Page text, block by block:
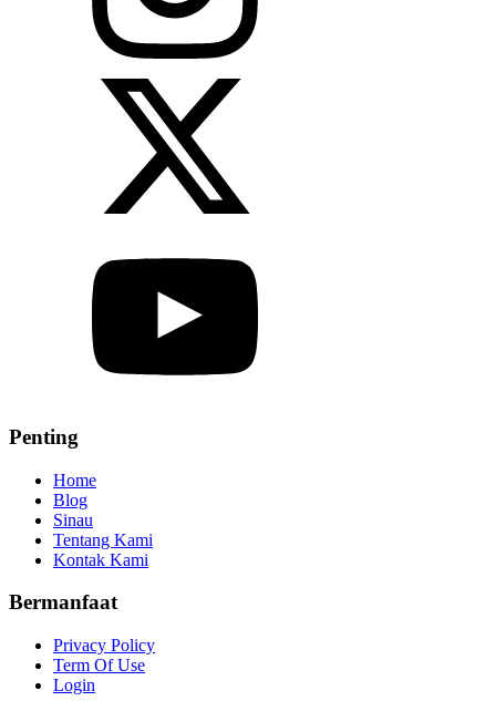
Penting
Home
Blog
Sinau
Tentang Kami
Kontak Kami
Bermanfaat
Privacy Policy
Term Of Use
Login